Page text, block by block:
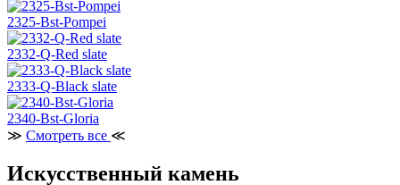
2325-Bst-Pompei
2332-Q-Red slate
2333-Q-Black slate
2340-Bst-Gloria
≫ Смотреть все ≪
Искусственный камень